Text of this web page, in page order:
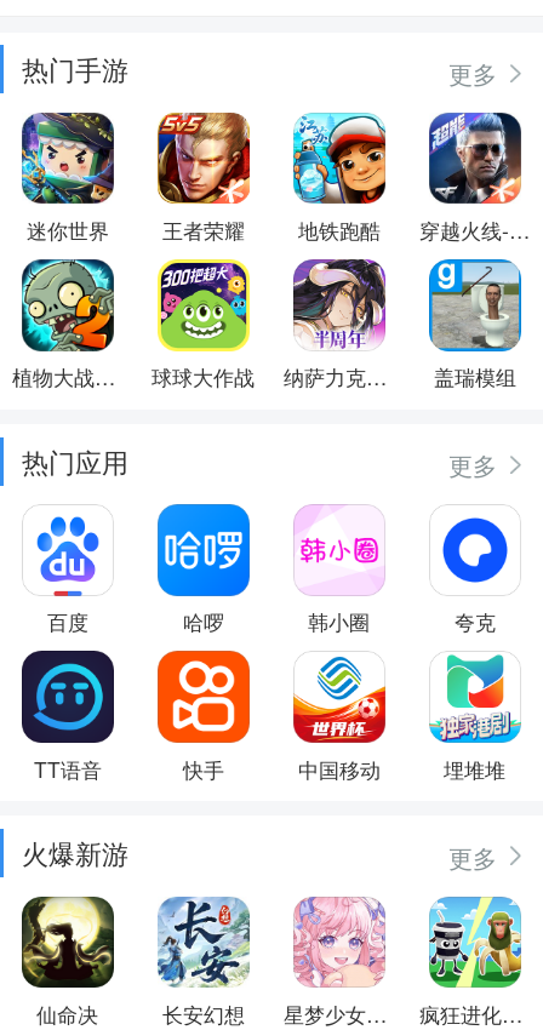
热门手游 更多
迷你世界 王者荣耀 地铁跑酷 穿越火线-枪战王者
植物大战僵尸2 球球大作战 纳萨力克之王 盖瑞模组
热门应用 更多
百度 哈啰 韩小圈 夸克
TT语音 快手 中国移动 埋堆堆
火爆新游 更多
仙命决 长安幻想 星梦少女换装 疯狂进化防卫战